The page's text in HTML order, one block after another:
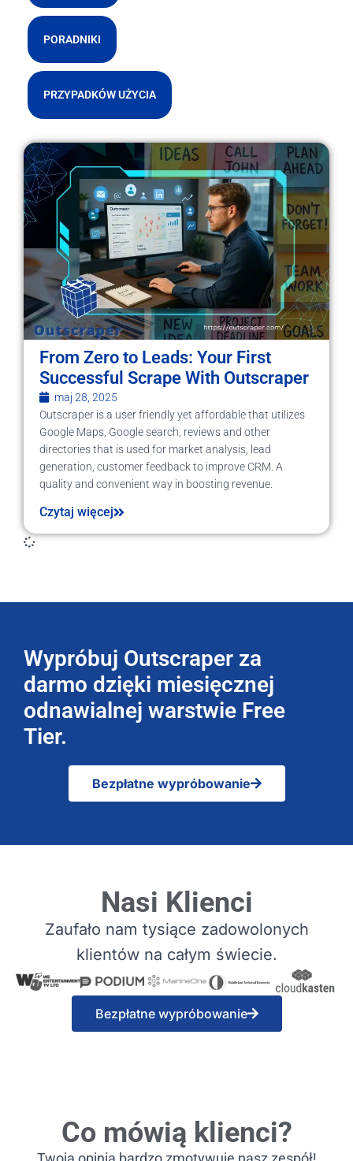
PORADNIKI
PRZYPADKÓW UŻYCIA
From Zero to Leads: Your First
Successful Scrape With Outscraper
maj 28, 2025
Outscraper is a user friendly yet affordable that utilizes
Google Maps, Google search, reviews and other
directories that is used for market analysis, lead
generation, customer feedback to improve CRM. A
quality and convenient way in boosting revenue.
Czytaj więcej
Wypróbuj Outscraper za
darmo dzięki miesięcznej
odnawialnej warstwie Free
Tier.
Bezpłatne wypróbowanie
Nasi Klienci
Zaufało nam tysiące zadowolonych
klientów na całym świecie.
Bezpłatne wypróbowanie
Co mówią klienci?